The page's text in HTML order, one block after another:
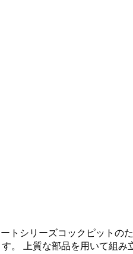
トシリーズコックピット
。 上質な部品を用いて組